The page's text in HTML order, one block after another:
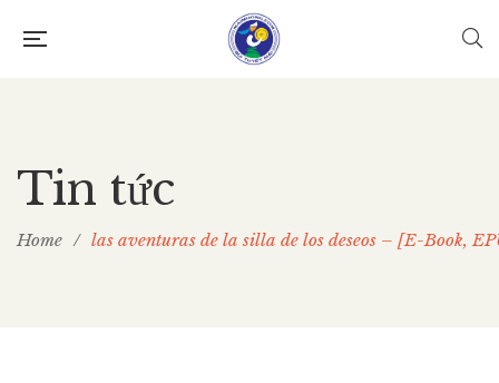
Tin tức
Home / las aventuras de la silla de los deseos – [E-Book,